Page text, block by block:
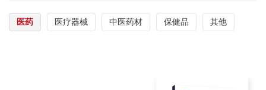
医药 医疗器械 中医药材 保健品 其他